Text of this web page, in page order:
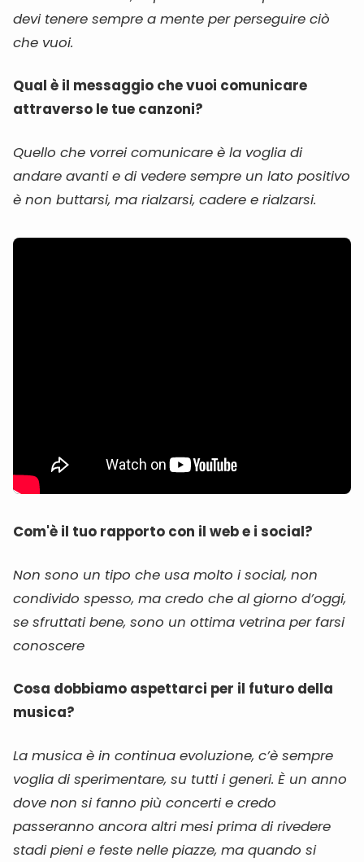
devi tenere sempre a mente per perseguire ciò
che vuoi.
Qual è il messaggio che vuoi comunicare
attraverso le tue canzoni?
Quello che vorrei comunicare è la voglia di
andare avanti e di vedere sempre un lato positivo
è non buttarsi, ma rialzarsi, cadere e rialzarsi.
Com'è il tuo rapporto con il web e i social?
Non sono un tipo che usa molto i social, non
condivido spesso, ma credo che al giorno d’oggi,
se sfruttati bene, sono un ottima vetrina per farsi
conoscere
Cosa dobbiamo aspettarci per il futuro della
musica?
La musica è in continua evoluzione, c’è sempre
voglia di sperimentare, su tutti i generi. È un anno
dove non si fanno più concerti e credo
passeranno ancora altri mesi prima di rivedere
stadi pieni e feste nelle piazze, ma quando si